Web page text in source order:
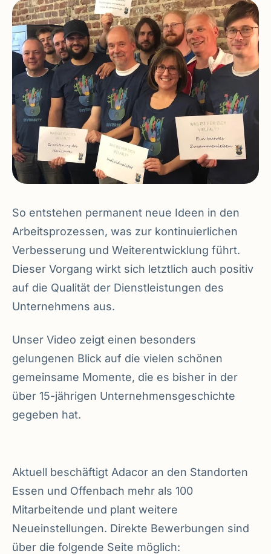
So entstehen permanent neue Ideen in den
Arbeitsprozessen, was zur kontinuierlichen
Verbesserung und Weiterentwicklung führt.
Dieser Vorgang wirkt sich letztlich auch positiv
auf die Qualität der Dienstleistungen des
Unternehmens aus.
Unser Video zeigt einen besonders
gelungenen Blick auf die vielen schönen
gemeinsame Momente, die es bisher in der
über 15-jährigen Unternehmensgeschichte
gegeben hat.
Aktuell beschäftigt Adacor an den Standorten
Essen und Offenbach mehr als 100
Mitarbeitende und plant weitere
Neueinstellungen. Direkte Bewerbungen sind
über die folgende Seite möglich: